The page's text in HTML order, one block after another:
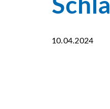
10.04.2024